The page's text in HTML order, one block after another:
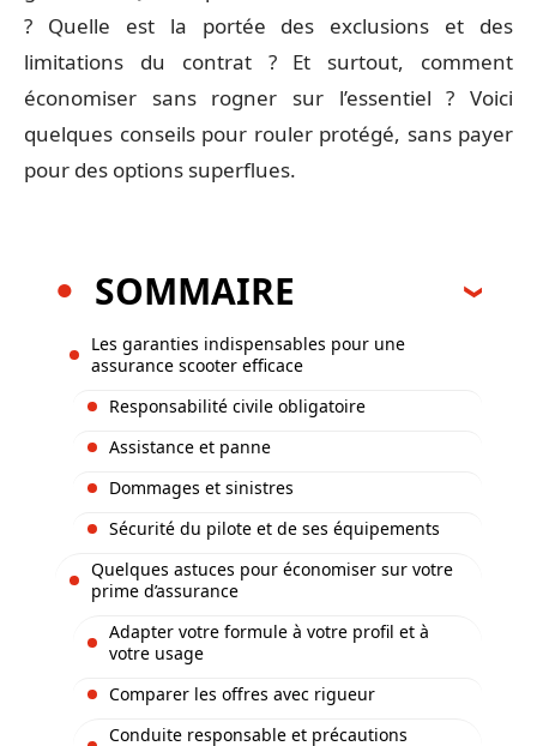
? Quelle est la portée des exclusions et des
limitations du contrat ? Et surtout, comment
économiser sans rogner sur l’essentiel ? Voici
quelques conseils pour rouler protégé, sans payer
pour des options superflues.
SOMMAIRE
Les garanties indispensables pour une
assurance scooter efficace
Responsabilité civile obligatoire
Assistance et panne
Dommages et sinistres
Sécurité du pilote et de ses équipements
Quelques astuces pour économiser sur votre
prime d’assurance
Adapter votre formule à votre profil et à
votre usage
Comparer les offres avec rigueur
Conduite responsable et précautions